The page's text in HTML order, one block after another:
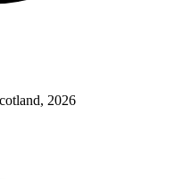
2026